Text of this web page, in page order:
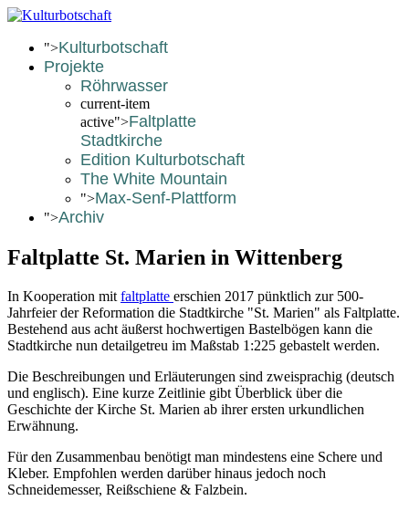
">Kulturbotschaft
Projekte
Röhrwasser
current-item
active">Faltplatte
Stadtkirche
Edition Kulturbotschaft
The White Mountain
">Max-Senf-Plattform
">Archiv
Faltplatte St. Marien in Wittenberg
In Kooperation mit faltplatte erschien 2017 pünktlich zur 500-
Jahrfeier der Reformation die Stadtkirche "St. Marien" als Faltplatte.
Bestehend aus acht äußerst hochwertigen Bastelbögen kann die
Stadtkirche nun detailgetreu im Maßstab 1:225 gebastelt werden.
Die Beschreibungen und Erläuterungen sind zweisprachig (deutsch
und englisch). Eine kurze Zeitlinie gibt Überblick über die
Geschichte der Kirche St. Marien ab ihrer ersten urkundlichen
Erwähnung.
Für den Zusammenbau benötigt man mindestens eine Schere und
Kleber. Empfohlen werden darüber hinaus jedoch noch
Schneidemesser, Reißschiene & Falzbein.